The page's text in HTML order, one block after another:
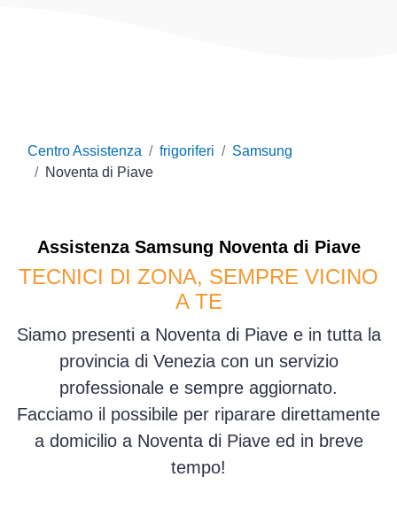
Centro Assistenza frigoriferi
Samsung
Noventa di Piave
Assistenza Samsung Noventa di Piave
TECNICI DI ZONA, SEMPRE VICINO
A TE
Siamo presenti a Noventa di Piave e in tutta la
provincia di Venezia con un servizio
professionale e sempre aggiornato.
Facciamo il possibile per riparare direttamente
a domicilio a Noventa di Piave ed in breve
tempo!